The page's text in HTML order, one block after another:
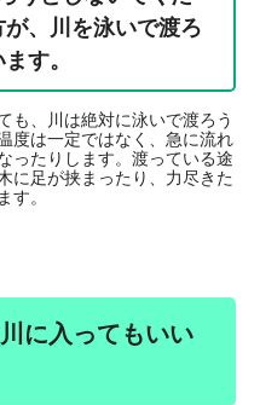
、川を泳いで渡ろ
ます。
、川は絶対に泳いで渡ろう
度は一定ではなく、急に流れ
ったりします。渡っている途
に足が挟まったり、力尽きた
す。
に入ってもいい